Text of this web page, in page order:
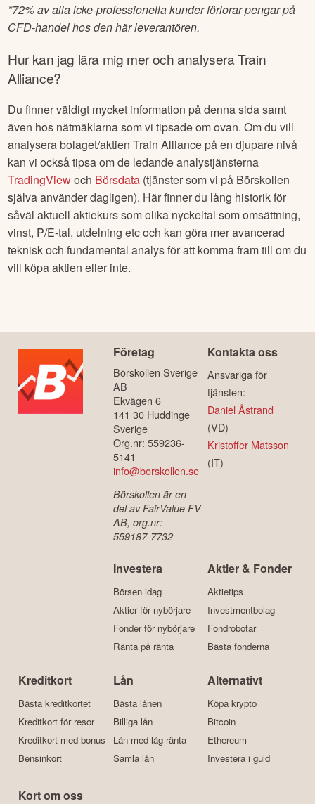
*72% av alla icke-professionella kunder förlorar pengar på
CFD-handel hos den här leverantören.
Hur kan jag lära mig mer och analyseraTrain
Alliance?
Du finner väldigt mycket information på denna sida samt
även hos nätmäklarna som vi tipsade om ovan. Om du vill
analysera bolaget/aktienTrain Alliance på en djupare nivå
kan vi också tipsa om de ledande analystjänsterna
TradingViewoch Börsdata (tjänster som vi på Börskollen
själva använder dagligen). Här finner du lång historik för
såväl aktuell aktiekurs som olika nyckeltal som omsättning,
vinst, P/E-tal, utdelning etc och kan göra mer avancerad
teknisk och fundamental analys för att komma fram till om du
vill köpa aktien eller inte.
Företag
Börskollen Sverige
AB
Ekvägen 6
141 30 Huddinge
Sverige
Org.nr: 559236-
5141
info@borskollen.se
Börskollen är en
del av FairValue FV
AB, org.nr:
559187-7732
Kontakta oss
Ansvariga för
tjänsten:
Daniel Åstrand
(VD)
Kristoffer Matsson
(IT)
Investera
Börsen idag
Aktier för nybörjare
Fonder för nybörjare
Ränta på ränta
Aktier & Fonder
Aktietips
Investmentbolag
Fondrobotar
Bästa fonderna
Kreditkort
Bästa kreditkortet
Kreditkort för resor
Kreditkort med bonus
Bensinkort
Lån
Bästa lånen
Billiga lån
Lån med låg ränta
Samla lån
Alternativt
Köpa krypto
Bitcoin
Ethereum
Investera i guld
Kort om oss